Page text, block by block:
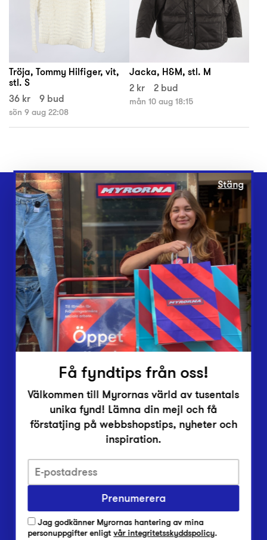
Tröja, Tommy Hilfiger, vit,
stl. S
36 kr
9 bud
sön 9 aug 22:08
Jacka, H&M, stl. M
2 kr
2 bud
mån 10 aug 18:15
Webbshop
Butiker
Lämna in
Vårt överskott
Inlämningsplatser
Om Myrorna
Lediga jobb
Pressrum
Integritetsskyddspolicy
Har du frågor om onlineköp, leverans eller retur?
Har du frågor om vår verksamhet?
Vanliga frågor om Myrorna
Stäng
Få fyndtips från oss!
Välkommen till Myrornas värld av tusentals
unika fynd! Lämna din mejl och få
förstatjing på webbshopstips, nyheter och
inspiration.
Prenumerera
Jag godkänner Myrornas hantering av mina
personuppgifter enligtvår integritetsskyddspolicy.